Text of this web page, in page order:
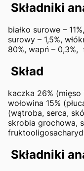
Składniki
białko surowe –
surowy – 1,5%,
80%, wapń – 0,3%,
Skład
kaczka 26% (mięso
wołowina 15%
(wątroba, serca,
skrobia grochowa,
Składniki